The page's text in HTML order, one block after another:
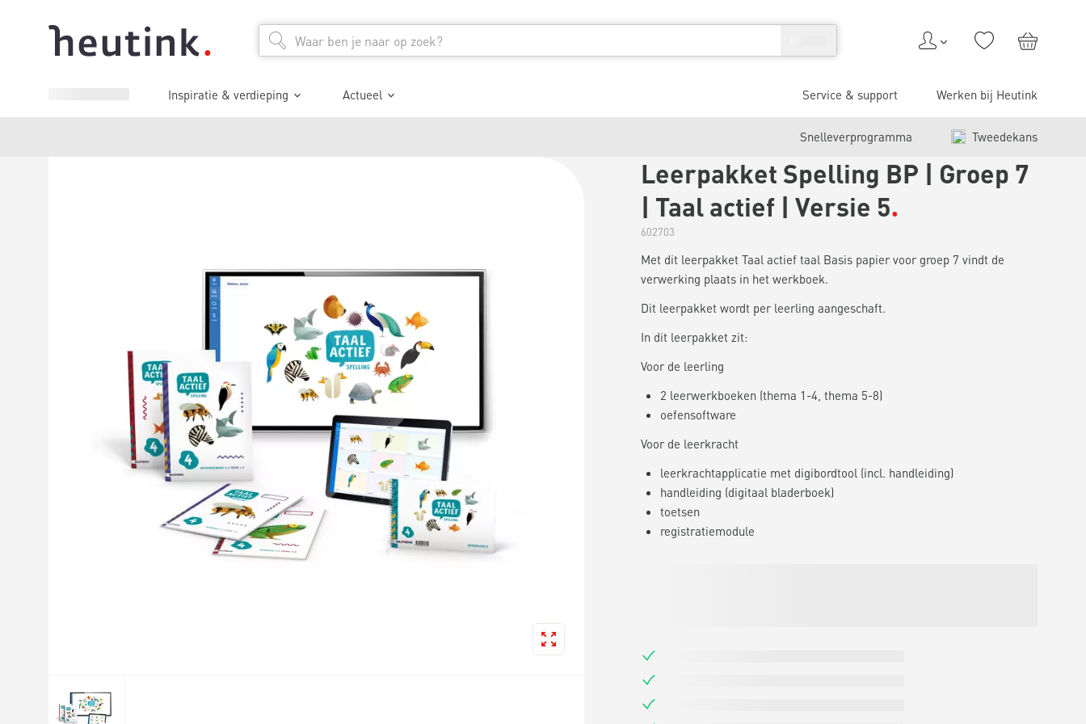
Inspiratie & verdieping Actueel Service & support Werken bij Heutink
Snelleverprogramma Tweedekans
Leerpakket Spelling BP | Groep 7
| Taal actief | Versie 5
602703
Met dit leerpakket Taal actief taal Basis papier voor groep 7 vindt de
verwerking plaats in het werkboek.
Dit leerpakket wordt per leerling aangeschaft.
In dit leerpakket zit:
Voor de leerling
2 leerwerkboeken (thema 1-4, thema 5-8)
oefensoftware
Voor de leerkracht
leerkrachtapplicatie met digibordtool (incl. handleiding)
handleiding (digitaal bladerboek)
toetsen
registratiemodule